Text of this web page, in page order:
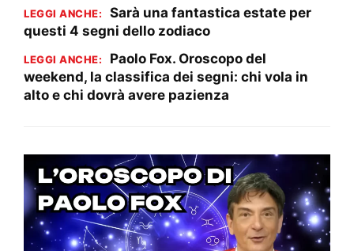
LEGGI ANCHE:
Sarà una fantastica estate per
questi 4 segni dello zodiaco
LEGGI ANCHE:
Paolo Fox. Oroscopo del
weekend, la classifica dei segni: chi vola in
alto e chi dovrà avere pazienza